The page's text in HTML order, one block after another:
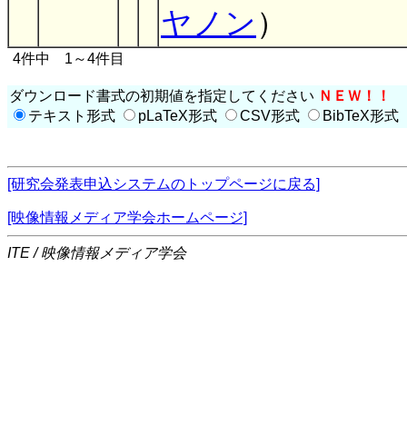
ヤノン ）
4件中 1～4件目
ダウンロード書式の初期値を指定してください ＮＥＷ！！
テキスト形式
pLaTeX形式 CSV形式 BibTeX形式
[研究会発表申込システムのトップページに戻る]
[映像情報メディア学会ホームページ]
ITE / 映像情報メディア学会